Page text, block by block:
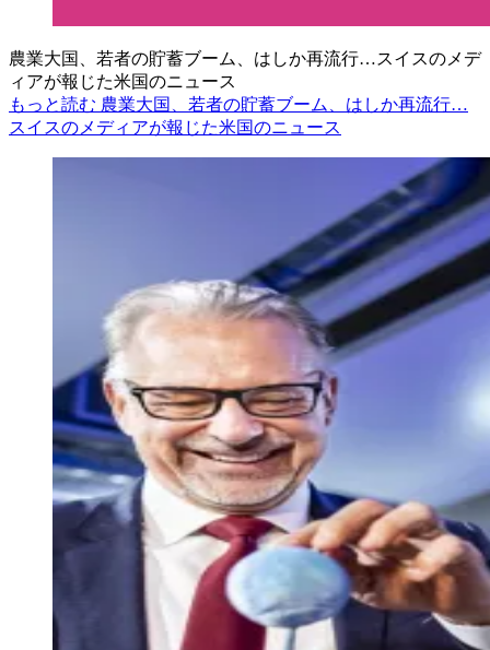
農業大国、若者の貯蓄ブーム、はしか再流行…スイスのメデ
ィアが報じた米国のニュース
もっと読む 農業大国、若者の貯蓄ブーム、はしか再流行…
スイスのメディアが報じた米国のニュース